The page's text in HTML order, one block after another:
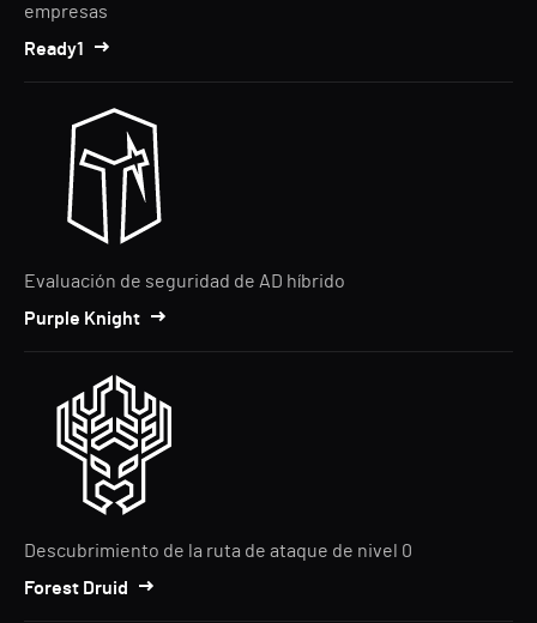
empresas
Ready1
Evaluación de seguridad de AD híbrido
Purple Knight
Descubrimiento de la ruta de ataque de nivel 0
Forest Druid